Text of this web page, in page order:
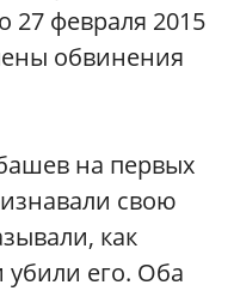
27 февраля 2015
обвинения
на первых
свою
как
его. Оба